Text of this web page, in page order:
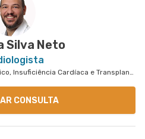
Silva Neto
Cardiologia Clinica, Risco Cirúrgico, Insuficiência Cardíaca e Transplante
CONSULTA